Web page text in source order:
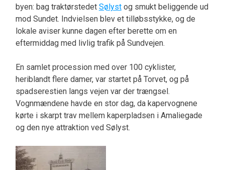
byen: bag traktørstedet Sølystog smukt beliggende ud
mod Sundet. Indvielsen blev et tilløbsstykke, og de
lokale aviser kunne dagen efter berette om en
eftermiddag med livlig trafik på Sundvejen.
En samlet procession med over 100 cyklister,
heriblandt flere damer, var startet på Torvet, og på
spadserestien langs vejen var der trængsel.
Vognmændene havde en stor dag, da kapervognene
kørte i skarpt trav mellem kaperpladsen i Amaliegade
og den nye attraktion ved Sølyst.